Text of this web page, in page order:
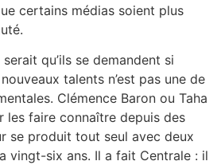
certains médias soient plus
qu’ils se demandent si
talents n’est pas une de
Clémence Baron ou Taha
les faire connaître depuis des
se produit tout seul avec deux
vingt-six ans. Il a fait Centrale : il